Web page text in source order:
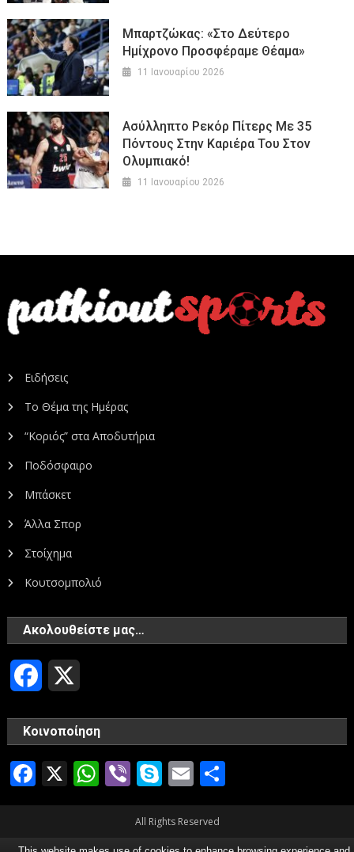
Μπαρτζώκας: «Στο Δεύτερο
Ημίχρονο Προσφέραμε Θέαμα»
11 Ιανουαρίου 2026
Ασύλληπτο Ρεκόρ Πίτερς Με 35
Πόντους Στην Καριέρα Του Στον
Ολυμπιακό!
11 Ιανουαρίου 2026
Ειδήσεις
Το Θέμα της Ημέρας
“Κοριός” στα Αποδυτήρια
Ποδόσφαιρο
Μπάσκετ
Άλλα Σπορ
Στοίχημα
Κουτσομπολιό
Ακολουθείστε μας…
Facebook
Κοινοποίηση
Facebook
X WhatsApp
ViberSkype
Email
All Rights Reserved